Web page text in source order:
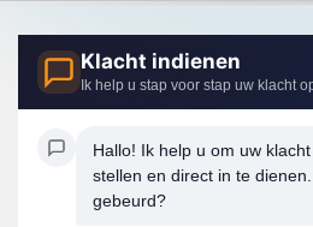
Klacht indienen
Ik help u stap voor stap uw klacht
Hallo! Ik help u om uw
stellen en direct in te
gebeurd?